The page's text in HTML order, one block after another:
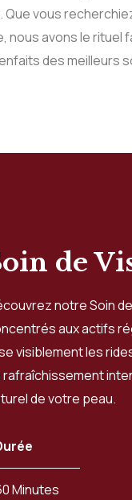
vous
nous avons le rituel
des meilleurs
de
notre Soin
aux actifs
visiblement les
rafraîchissement
de votre peau.
Minutes